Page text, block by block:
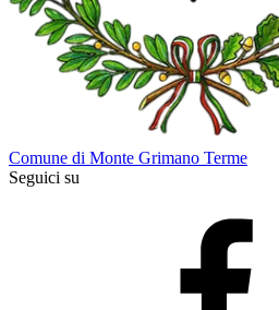
Comune di Monte Grimano Terme
Seguici su